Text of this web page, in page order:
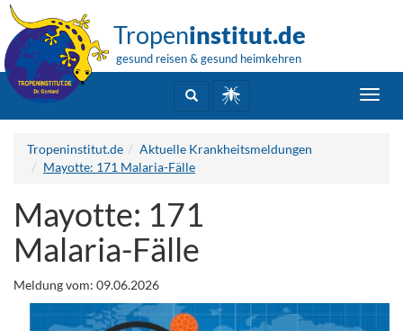
Tropeninstitut.de
gesund reisen & gesund heimkehren
Tropeninstitut.de
Aktuelle Krankheitsmeldungen
Mayotte: 171 Malaria-Fälle
Mayotte: 171
Malaria-Fälle
Meldung vom: 09.06.2026